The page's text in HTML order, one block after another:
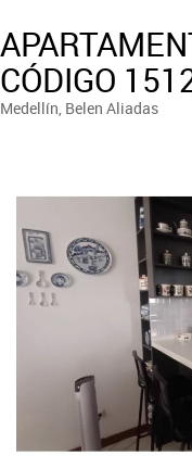
CÓDIGO
Medellín, Belen Aliadas